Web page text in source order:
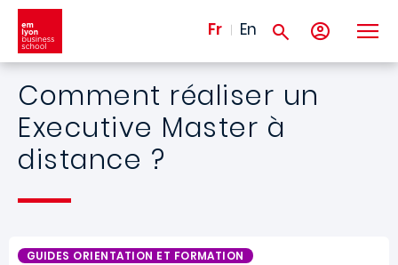
Aller au contenu principal
Fr En
Comment réaliser un
Executive Master à
distance ?
GUIDES ORIENTATION ET FORMATION